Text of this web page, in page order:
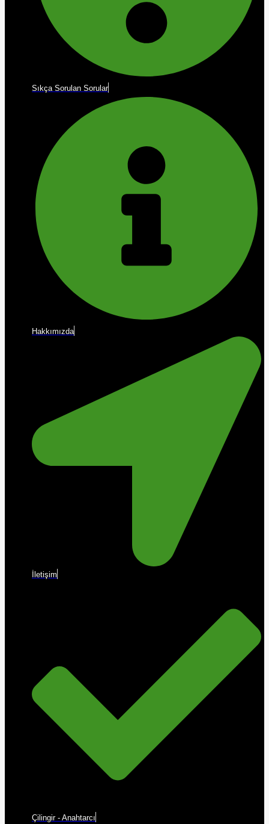
Sıkça Sorulan Sorular
Hakkımızda
İletişim
Çilingir - Anahtarcı